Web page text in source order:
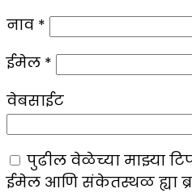
नाव *
ईमेल *
वेबसाईट
पुढील वेळेच्या माझ्या
ईमेल आणि संकेतस्थळ ह्या